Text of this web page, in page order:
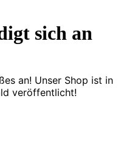
sich an
an! Unser Shop ist in
veröffentlicht!